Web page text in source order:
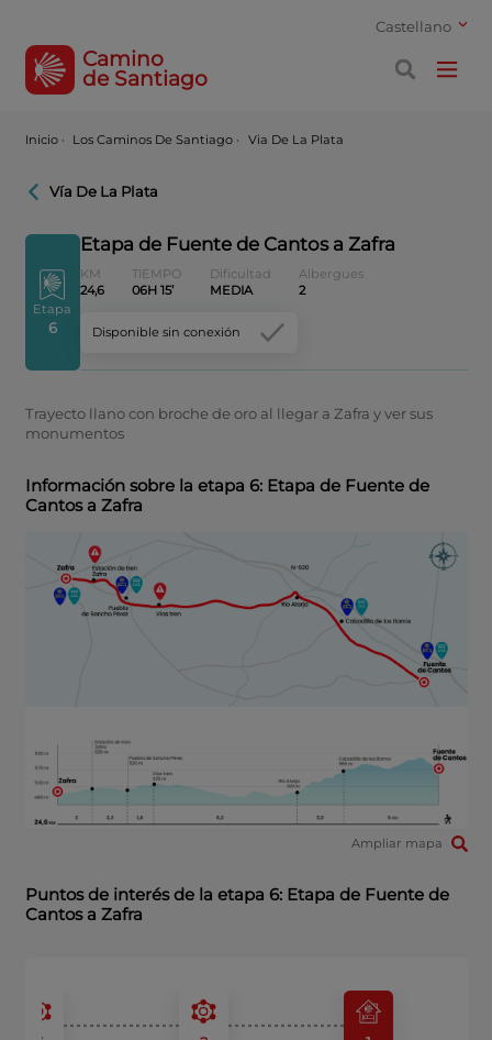
Castellano
Camino
de Santiago
Inicio · Los Caminos De Santiago · Via De La Plata
Vía De La Plata
Etapa
6
Etapa de Fuente de Cantos a Zafra
KM
24,6
TIEMPO
06H 15’
Dificultad
MEDIA
Albergues
2
Disponible sin conexión
Trayecto llano con broche de oro al llegar a Zafra y ver sus
monumentos
Información sobre la etapa 6: Etapa de Fuente de
Cantos a Zafra
Ampliar mapa
Puntos de interés de la etapa 6: Etapa de Fuente de
Cantos a Zafra